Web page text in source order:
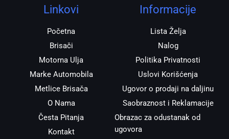
r
a
Linkovi
Početna
Brisači
Motorna Ulja
Marke Automobila
Metlice Brisača
O Nama
Česta Pitanja
Kontakt
Informacije
Lista Želja
Nalog
Politika Privatnosti
Uslovi Korišćenja
Ugovor o prodaji na daljinu
Saobraznost i Reklamacije
Obrazac za odustanak od
ugovora